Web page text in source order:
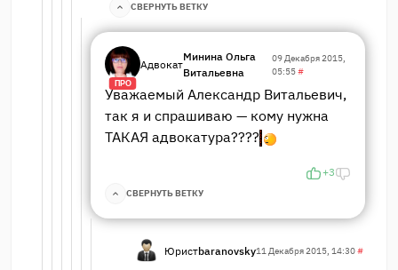
СВЕРНУТЬ ВЕТКУ
ПРО
Адвокат
Минина Ольга
Витальевна
09 Декабря 2015,
05:55#
Уважаемый Александр Витальевич,
так я и спрашиваю — кому нужна
ТАКАЯ адвокатура????
+3
СВЕРНУТЬ ВЕТКУ
Юристbaranovsky11 Декабря 2015, 14:30#